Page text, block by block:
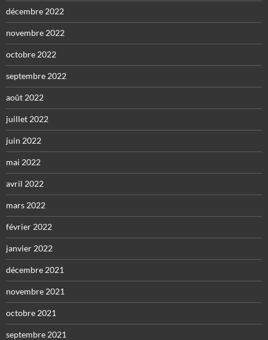
décembre 2022
novembre 2022
octobre 2022
septembre 2022
août 2022
juillet 2022
juin 2022
mai 2022
avril 2022
mars 2022
février 2022
janvier 2022
décembre 2021
novembre 2021
octobre 2021
septembre 2021